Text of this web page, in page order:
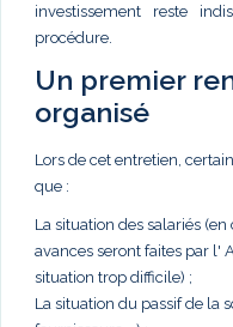
investissement reste
procédure.
Un premier
organisé
Lors de cet entretien,
que :
La situation des salariés
avances seront faites par l'
situation trop difficile) ;
La situation du passif de la